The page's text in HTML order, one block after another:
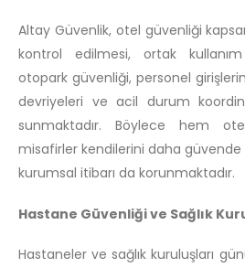
Altay Güvenlik, otel güvenliği
kontrol edilmesi, ortak kullanım
otopark güvenliği, personel
devriyeleri ve acil durum
sunmaktadır. Böylece hem
misafirler kendilerini daha
kurumsal itibarı da korunmaktadır.
Hastane Güvenliği ve Sağlık
Hastaneler ve sağlık kuruluşları